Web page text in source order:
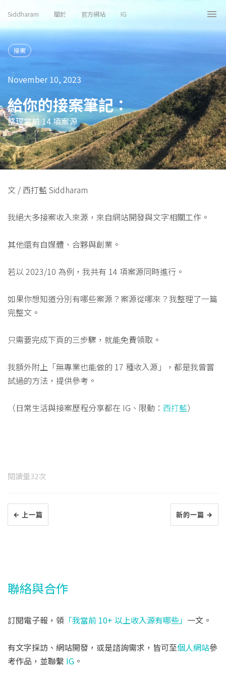
Siddharam 關於 官方網站 IG
接案
November 10, 2023
給你的接案筆記：
整理當前 14 項案源
文 / 西打藍 Siddharam
我絕大多接案收入來源，來自網站開發與文字相關工作。
其他還有自媒體、合夥與創業。
若以 2023/10 為例，我共有 14 項案源同時進行。
如果你想知道分別有哪些案源？案源從哪來？我整理了一篇
完整文。
只需要完成下頁的三步驟，就能免費領取。
我額外附上「無專業也能做的 17 種收入源」，都是我曾嘗
試過的方法，提供參考。
（日常生活與接案歷程分享都在 IG、限動： 西打藍）
閱讀量32次
← 上一篇 新的一篇 →
聯絡與合作
訂閱電子報，領 「我當前 10+ 以上收入源有哪些」 一文。
有文字採訪、網站開發，或是諮詢需求，皆可至個人網站參
考作品，並聯繫 IG 。